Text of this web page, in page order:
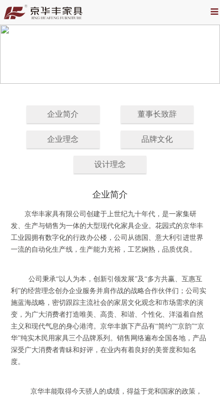
企业简介 董事长致辞
企业理念 品牌文化
设计理念
企业简介
京华丰家具有限公司创建于上世纪九十年代，是一家集研
发、生产与销售为一体的大型现代化家具企业。花园式的京华丰
工业园拥有数字化的行政办公楼 ，公司从德国、意大利引进世界
一流的自动化生产线，生产能力充裕，工艺娴熟，品质优良。
公司秉承“以人为本，创新引领发展”及“多方共赢、互惠互
利”的经营理念创办企业服务并肩作战的战略合作伙伴们；公司实
施蓝海战略，密切跟踪主流社会的家居文化观念和市场需求的演
变，为广大消费者打造唯美、高贵、和谐、个性化、洋溢着自然
主义和现代气息的身心港湾。京华丰旗下产品有“简约”“京韵”“京
华”纯实木民用家具三个品牌系列。销售网络遍布全国各地，产品
深受广大消费者青眛和好评，在业内有着良好的美誉度和知名
度。
京华丰能取得今天骄人的成绩，得益于党和国家的政策，